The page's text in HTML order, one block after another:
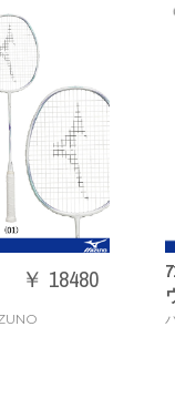
WIDE [30%OFF]
ズ,MIZUNO
￥ 11550